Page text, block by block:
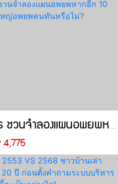
หาดใหญ่ | ผศ.ดร.สมพร ชวนจำลองแผนอพยพหากอีก 10
4,775